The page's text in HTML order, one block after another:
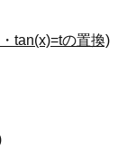
tan(x)=tの置換)